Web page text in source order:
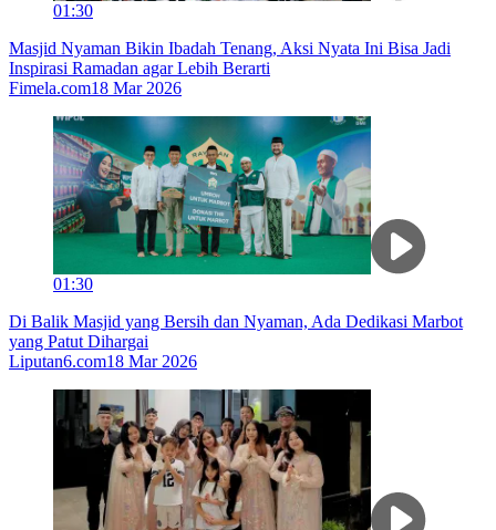
01:30
Masjid Nyaman Bikin Ibadah Tenang, Aksi Nyata Ini Bisa Jadi
Inspirasi Ramadan agar Lebih Berarti
Fimela.com18 Mar 2026
01:30
Di Balik Masjid yang Bersih dan Nyaman, Ada Dedikasi Marbot
yang Patut Dihargai
Liputan6.com18 Mar 2026